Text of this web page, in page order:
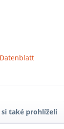
si také prohlíželi